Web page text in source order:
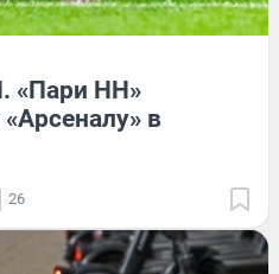
«Пари НН»
в
26